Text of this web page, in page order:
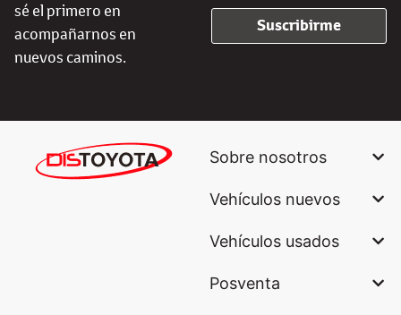
sé el primero en
acompañarnos en
nuevos caminos.
Suscribirme
Sobre nosotros
Vehículos nuevos
Vehículos usados
Posventa